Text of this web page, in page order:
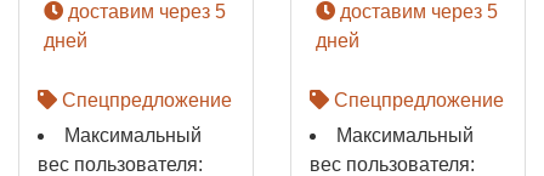
доставим через 5
дней
Спецпредложение
Максимальный
вес пользователя:
доставим через 5
дней
Спецпредложение
Максимальный
вес пользователя: